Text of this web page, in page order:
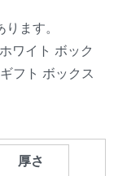
ます。
ワイト ボック
フト ボックス
厚さ